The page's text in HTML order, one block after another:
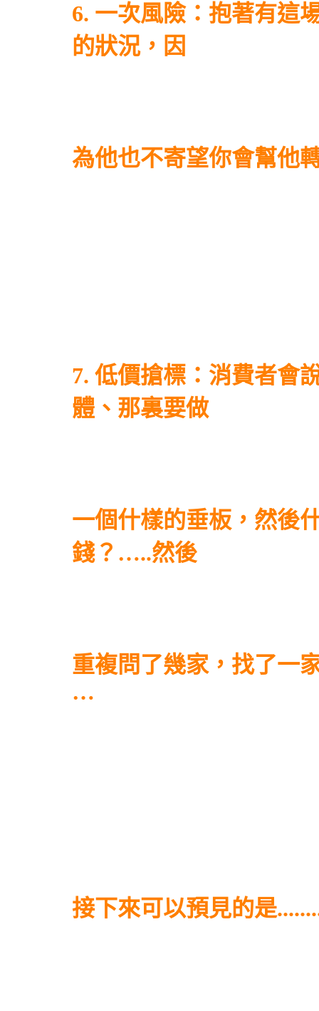
6. 一次風險：抱著有這
的狀況，因
為他也不寄望你會幫他
7. 低價搶標：消費者會
體、那裏要做
一個什樣的垂板，然後
錢？…..然後
重複問了幾家，找了一
…
接下來可以預見的是